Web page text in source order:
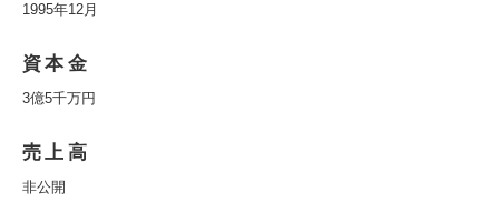
1995年12月
資本金
3億5千万円
売上高
非公開